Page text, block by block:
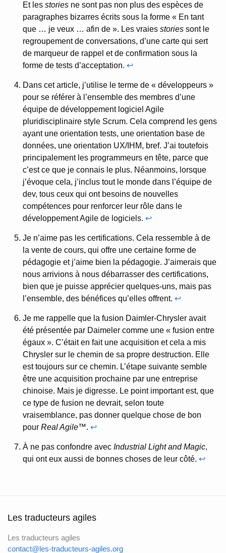
Et les stories ne sont pas non plus des espèces de
paragraphes bizarres écrits sous la forme « En tant
que … je veux … afin de ». Les vraies stories sont le
regroupement de conversations, d’une carte qui sert
de marqueur de rappel et de confirmation sous la
forme de tests d’acceptation. ↩
Dans cet article, j’utilise le terme de « développeurs »
pour se référer à l’ensemble des membres d’une
équipe de développement logiciel Agile
pluridisciplinaire style Scrum. Cela comprend les gens
ayant une orientation tests, une orientation base de
données, une orientation UX/IHM, bref. J’ai toutefois
principalement les programmeurs en tête, parce que
c’est ce que je connais le plus. Néanmoins, lorsque
j’évoque cela, j’inclus tout le monde dans l’équipe de
dev, tous ceux qui ont besoins de nouvelles
compétences pour renforcer leur rôle dans le
développement Agile de logiciels. ↩
Je n’aime pas les certifications. Cela ressemble à de
la vente de cours, qui offre une certaine forme de
pédagogie et j’aime bien la pédagogie. J’aimerais que
nous arrivions à nous débarrasser des certifications,
bien que je puisse apprécier quelques-uns, mais pas
l’ensemble, des bénéfices qu’elles offrent. ↩
Je me rappelle que la fusion Daimler-Chrysler avait
été présentée par Daimeler comme une « fusion entre
égaux ». C’était en fait une acquisition et cela a mis
Chrysler sur le chemin de sa propre destruction. Elle
est toujours sur ce chemin. L’étape suivante semble
être une acquisition prochaine par une entreprise
chinoise. Mais je digresse. Le point important est, que
ce type de fusion ne devrait, selon toute
vraisemblance, pas donner quelque chose de bon
pour Real Agile™. ↩
À ne pas confondre avec Industrial Light and Magic,
qui ont eux aussi de bonnes choses de leur côté. ↩
Les traducteurs agiles
Les traducteurs agiles
contact@les-traducteurs-agiles.org